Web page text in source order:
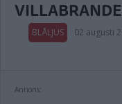
BLÅLJUS 02 augusti
Annons: